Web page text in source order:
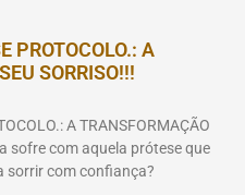
PROTOCOLO.: A
SORRISO!!!
A TRANSFORMAÇÃO
sofre com aquela prótese que
sorrir com confiança?